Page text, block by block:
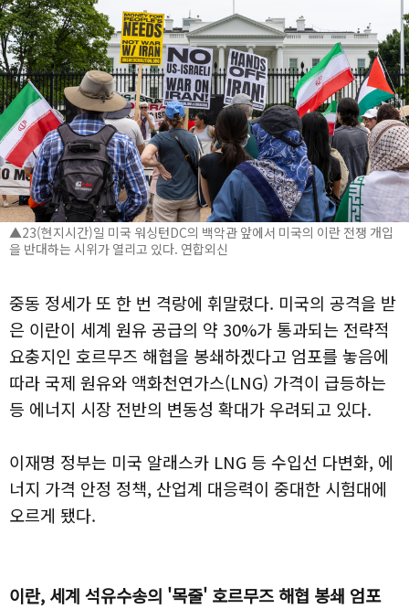
▲23(현지시간)일 미국 워싱턴DC의 백악관 앞에서 미국의 이란 전쟁 개입
을 반대하는 시위가 열리고 있다. 연합외신
중동 정세가 또 한 번 격랑에 휘말렸다. 미국의 공격을 받
은 이란이 세계 원유 공급의 약 30%가 통과되는 전략적
요충지인 호르무즈 해협을 봉쇄하겠다고 엄포를 놓음에
따라 국제 원유와 액화천연가스(LNG) 가격이 급등하는
등 에너지 시장 전반의 변동성 확대가 우려되고 있다.
이재명 정부는 미국 알래스카 LNG 등 수입선 다변화, 에
너지 가격 안정 정책, 산업계 대응력이 중대한 시험대에
오르게 됐다.
이란, 세계 석유수송의 '목줄' 호르무즈 해협 봉쇄 엄포